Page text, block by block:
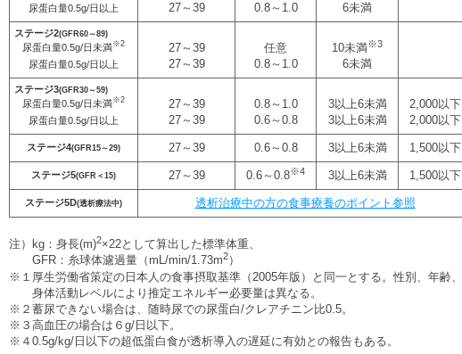
尿蛋白量0.5g/日以上
27～39 0.8～1.0 6未満
ステージ2(GFR60～89)
尿蛋白量0.5g/日未満※2 27～39 任意 10未満※3
尿蛋白量0.5g/日以上
27～39 0.8～1.0 6未満
ステージ3(GFR30～59)
尿蛋白量0.5g/日未満※2 27～39 0.8～1.0 3以上6未満 2,000以下
尿蛋白量0.5g/日以上 27～39 0.6～0.8 3以上6未満 2,000以下
ステージ4(GFR15～29) 27～39 0.6～0.8 3以上6未満 1,500以下
ステージ5(GFR＜15) 27～39 0.6～0.8※4 3以上6未満 1,500以下
ステージ5D(透析療法中) 透析治療中の方の食事療養のポイント参照
注） kg：身長(m)2×22として算出した標準体重、
GFR：糸球体濾過量（mL/min/1.73m2）
※１ 厚生労働省策定の日本人の食事摂取基準（2005年版）と同一とする。性別、年齢、
身体活動レベルにより推定エネルギー必要量は異なる。
※２ 蓄尿できない場合は、随時尿での尿蛋白/クレアチニン比0.5。
※３ 高血圧の場合は６g/日以下。
※４ 0.5g/kg/日以下の超低蛋白食が透析導入の遅延に有効との報告もある。